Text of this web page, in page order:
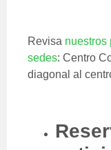
Revisa nuestros
sedes: Centro
diagonal al